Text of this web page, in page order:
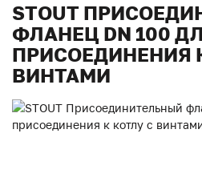
STOUT
ФЛАНЕЦ DN 100
ПРИСОЕДИНЕНИЯ
ВИНТАМИ